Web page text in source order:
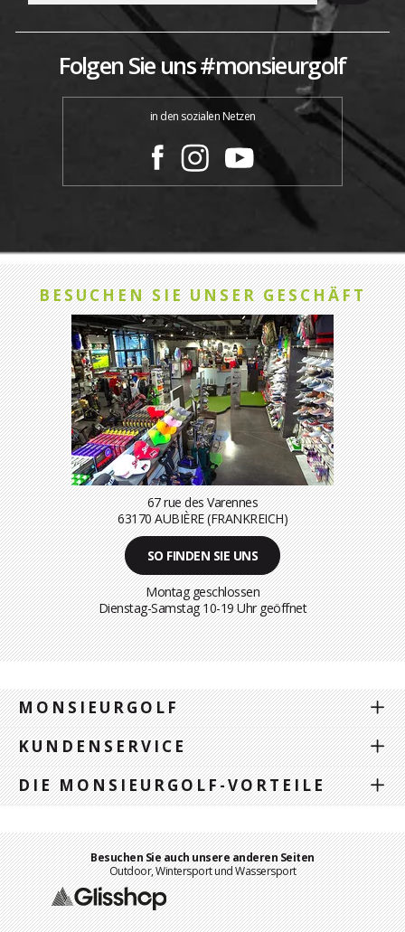
Folgen Sie uns #monsieurgolf
in den sozialen Netzen
BESUCHEN SIE UNSER GESCHÄFT
67 rue des Varennes
63170 AUBIÈRE (FRANKREICH)
SO FINDEN SIE UNS
Montag geschlossen
Dienstag-Samstag 10-19 Uhr geöffnet
MONSIEURGOLF
KUNDENSERVICE
DIE MONSIEURGOLF-VORTEILE
Besuchen Sie auch unsere anderen Seiten
Outdoor, Wintersport und Wassersport